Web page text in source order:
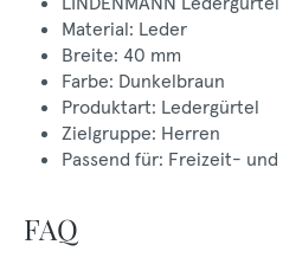
Material: Leder
Breite: 40 mm
Farbe: Dunkelbraun
Produktart: Ledergürtel
Zielgruppe: Herren
Passend für: Freizeit-
FAQ